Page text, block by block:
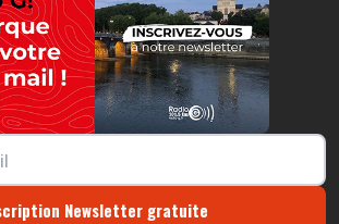
Newsletter gratuite